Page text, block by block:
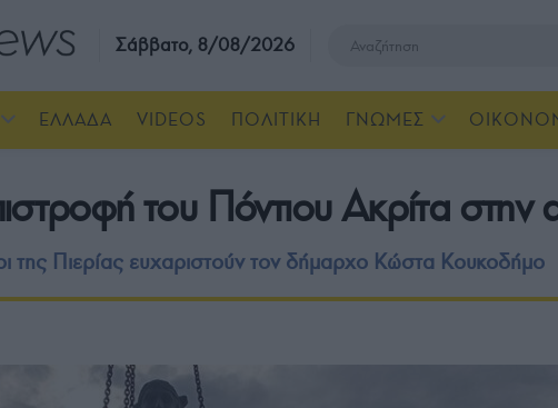
Σάββατο, 8/08/2026
ΕΛΛΑΔΑ VIDEOS ΠΟΛΙΤΙΚΗ ΓΝΩΜΕΣ
του Πόντιου Ακρίτα στην
της Πιερίας ευχαριστούν τον δήμαρχο Κώστα Κουκοδήμο